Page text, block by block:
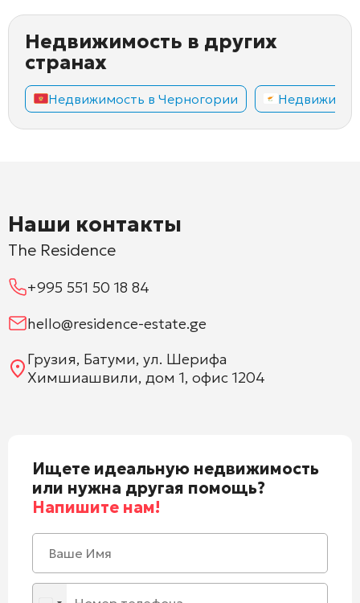
Недвижимость в других
странах
Недвижимость в Черногории
Наши контакты
The Residence
+995 551 50 18 84
hello@residence-estate.ge
Грузия, Батуми, ул. Шерифа
Химшиашвили, дом 1, офис 1204
Ищете идеальную недвижимость
или нужна другая помощь?
Напишите нам!